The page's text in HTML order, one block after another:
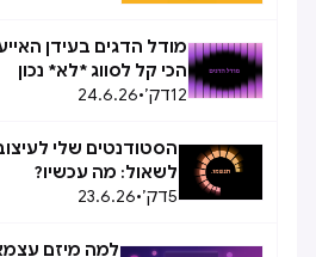
מודל הדגים בעידן
הכי קל לסווג *לא* נכון
12דק׳•
24.6.26
הסטודנטים שלי
לשאול: מה עכשיו?
5דק׳•
23.6.26
למה מיזם